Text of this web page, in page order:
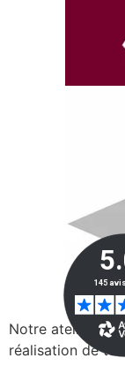
Notre atelier
réalisation de